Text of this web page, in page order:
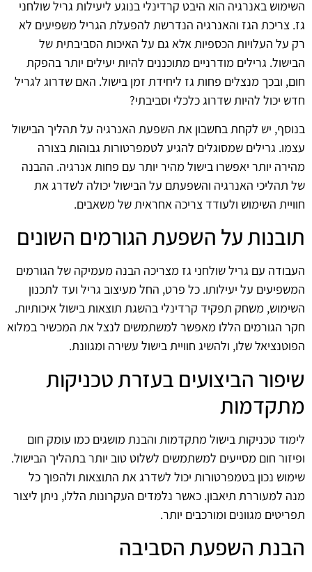
השימוש באנרגיה הוא היבט קרדינלי בנוגע ליעילות גריל שולחני
גז. צריכת הגז והאנרגיה הנדרשת להפעלת הגריל משפיעים לא
רק על העלויות הכספיות אלא גם על האיכות הסביבתית של
הבישול. גרילים מודרניים מתוכננים להיות יעילים יותר בהפקת
חום, ובכך מנצלים פחות גז ליחידת זמן בישול. האם שדרוג לגריל
חדש יכול להיות שדרוג כלכלי וסביבתי?
בנוסף, יש לקחת בחשבון את השפעת האנרגיה על תהליך הבישול
עצמו. גרילים שמסוגלים להגיע לטמפרטורות גבוהות בצורה
מהירה יותר יאפשרו בישול מהיר יותר עם פחות אנרגיה. ההבנה
של תהליכי האנרגיה והשפעתם על הבישול יכולה לשדרג את
חוויית השימוש ולעודד צריכה אחראית של משאבים.
תובנות על השפעת הגורמים השונים
העבודה עם גריל שולחני גז מצריכה הבנה מעמיקה של הגורמים
המשפיעים על יעילותו. כל פרט, החל מעיצוב גריל ועד לתכנון
השימוש, משחק תפקיד קרדינלי בהשגת תוצאות בישול איכותיות.
חקר הגורמים הללו מאפשר למשתמשים לנצל את המכשיר במלוא
הפוטנציאל שלו, ולהשיג חוויית בישול עשירה ומגוונת.
שיפור הביצועים בעזרת טכניקות
מתקדמות
לימוד טכניקות בישול מתקדמות והבנת מושגים כמו עומק חום
ופיזור חום מסייעים למשתמשים לשלוט טוב יותר בתהליך הבישול.
שימוש נכון בטמפרטורות יכול לשדרג את התוצאות ולהפוך כל
מנה למעוררת תיאבון. כאשר נלמדים העקרונות הללו, ניתן ליצור
תפריטים מגוונים ומורכבים יותר.
הבנת השפעת הסביבה